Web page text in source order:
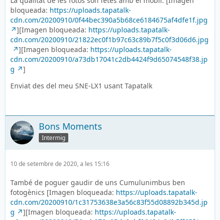
bloqueada: https://uploads.tapatalk-
cdn.com/20200910/0f44bec390a5b68ce6184675af4dfe1f.jpg
][Imagen bloqueada: https://uploads.tapatalk-
cdn.com/20200910/21822ec0f1b97c63c89b7f5c0f3d06d6.jpg
][Imagen bloqueada: https://uploads.tapatalk-
cdn.com/20200910/a73db17041c2db4424f9d65074548f38.jp
g
]
Enviat des del meu SNE-LX1 usant Tapatalk
Bons Moments
Intermig
10 de setembre de 2020, a les 15:16
També de poguer gaudir de uns Cumulunimbus ben
fotogènics [Imagen bloqueada: https://uploads.tapatalk-
cdn.com/20200910/1c31753638e3a56c83f55d08892b345d.jp
g
][Imagen bloqueada: https://uploads.tapatalk-